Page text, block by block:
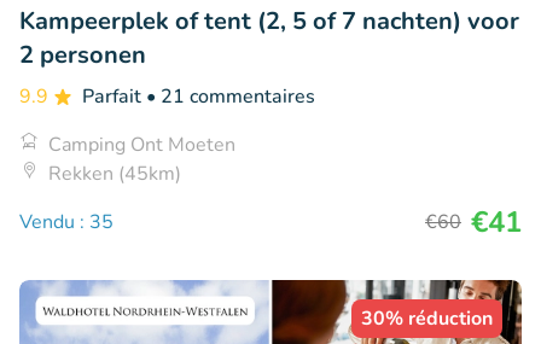
Kampeerplek of tent (2, 5 of 7 nachten) voor
2 personen
9.9 Parfait • 21 commentaires
Camping Ont Moeten
Rekken (45km)
Vendu : 35
€60 €41
30% réduction